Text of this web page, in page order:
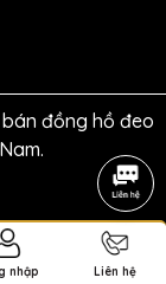
đồng hồ đeo
nhập Liên hệ